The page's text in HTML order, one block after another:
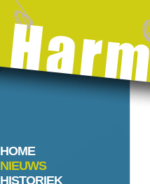
HOME
NIEUWS
HISTORIEK